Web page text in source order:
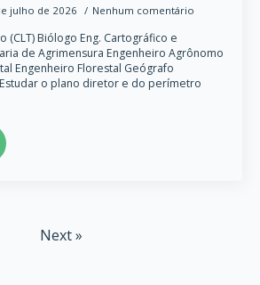
julho de 2026 Nenhum comentário
(CLT) Biólogo Eng. Cartográfico e
de Agrimensura Engenheiro Agrônomo
Engenheiro Florestal Geógrafo
o plano diretor e do perímetro
Next »